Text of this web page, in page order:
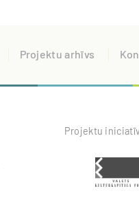
Projektu arhīvs
Projektu